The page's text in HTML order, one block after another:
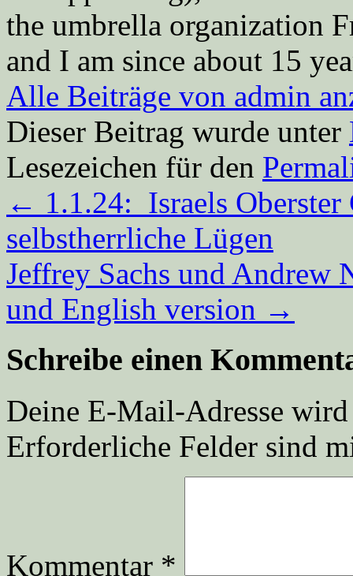
the umbrella organization
and I am since about 15
Alle Beiträge von admin
Dieser Beitrag wurde unter
Lesezeichen für den
← 1.1.24: Israels
selbstherrliche Lügen
Jeffrey Sachs und Andrew
und English version →
Schreibe einen
Deine E-Mail-Adresse
Erforderliche Felder sind
Kommentar *